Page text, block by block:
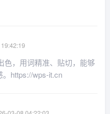
色，用词精准、贴切，能够
https://wps-it.cn